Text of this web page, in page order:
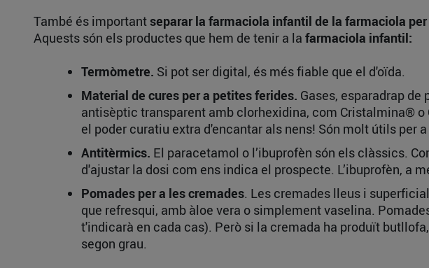
També és importantseparar la farmaciola infantil de la farmaciola
Aquests són els productes que hem de tenir a la farmaciola infantil:
Termòmetre. Si pot ser digital, és més fiable que el d'oïda.
Material de cures per a petites ferides. Gases, esparadrap
antisèptic transparent amb clorhexidina, com Cristalmina®
el poder curatiu extra d'encantar als nens! Són molt útils per
Antitèrmics. El paracetamol o l’ibuprofèn són els clàssics.
d'ajustar la dosi com ens indica el prospecte. L’ibuprofèn,
Pomades per a les cremades. Les cremades lleus i
que refresqui, amb àloe vera o simplement vaselina.
t'indicarà en cada cas). Però si la cremada ha produït
segon grau.